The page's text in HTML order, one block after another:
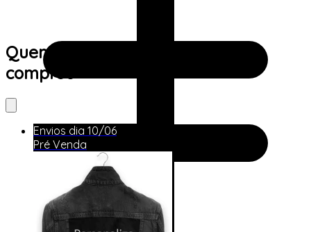
Quem viu este produto também
comprou